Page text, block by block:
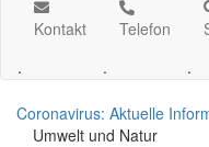
Kontakt
.
Telefon
.
.
Coronavirus: Aktuelle
Umwelt und Natur